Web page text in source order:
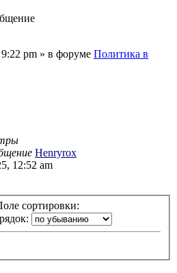
pm » в форуме Политика в
Henryrox
12:52 am
сортировки: